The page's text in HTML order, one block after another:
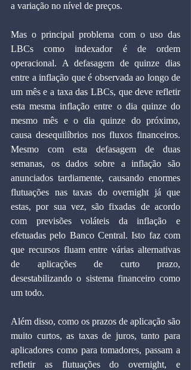
a variação no nível de preços.
Mas o principal problema com o uso das
LBCs como indexador é de ordem
operacional. A defasagem de quinze dias
entre a inflação que é observada ao longo de
um mês e a taxa das LBCs, que deve refletir
esta mesma inflação entre o dia quinze do
mesmo mês e o dia quinze do próximo,
causa desequilíbrios nos fluxos financeiros.
Mesmo com esta defasagem de duas
semanas, os dados sobre a inflação são
anunciados tardiamente, causando enormes
flutuações nas taxas do overnight já que
estas, por sua vez, são fixadas de acordo
com previsões voláteis da inflação e
efetuadas pelo Banco Central. Isto faz com
que recursos fluam entre várias alternativas
de aplicações de curto prazo,
desestabilizando o sistema financeiro como
um todo.
Além disso, como os prazos de aplicação são
muito curtos, as taxas de juros, tanto para
aplicadores como para tomadores, passam a
refletir as flutuações do overnight, e